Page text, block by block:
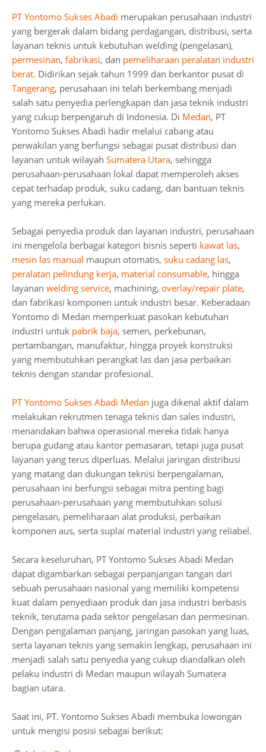
PT Yontomo Sukses Abadi merupakan perusahaan industri
yang bergerak dalam bidang perdagangan, distribusi, serta
layanan teknis untuk kebutuhan welding (pengelasan),
permesinan, fabrikasi, dan pemeliharaan peralatan industri
berat. Didirikan sejak tahun 1999 dan berkantor pusat di
Tangerang, perusahaan ini telah berkembang menjadi
salah satu penyedia perlengkapan dan jasa teknik industri
yang cukup berpengaruh di Indonesia. Di Medan, PT
Yontomo Sukses Abadi hadir melalui cabang atau
perwakilan yang berfungsi sebagai pusat distribusi dan
layanan untuk wilayah Sumatera Utara, sehingga
perusahaan-perusahaan lokal dapat memperoleh akses
cepat terhadap produk, suku cadang, dan bantuan teknis
yang mereka perlukan.
Sebagai penyedia produk dan layanan industri, perusahaan
ini mengelola berbagai kategori bisnis seperti kawat las,
mesin las manual maupun otomatis, suku cadang las,
peralatan pelindung kerja, material consumable, hingga
layanan welding service, machining, overlay/repair plate,
dan fabrikasi komponen untuk industri besar. Keberadaan
Yontomo di Medan memperkuat pasokan kebutuhan
industri untuk pabrik baja, semen, perkebunan,
pertambangan, manufaktur, hingga proyek konstruksi
yang membutuhkan perangkat las dan jasa perbaikan
teknis dengan standar profesional.
PT Yontomo Sukses Abadi Medan juga dikenal aktif dalam
melakukan rekrutmen tenaga teknis dan sales industri,
menandakan bahwa operasional mereka tidak hanya
berupa gudang atau kantor pemasaran, tetapi juga pusat
layanan yang terus diperluas. Melalui jaringan distribusi
yang matang dan dukungan teknisi berpengalaman,
perusahaan ini berfungsi sebagai mitra penting bagi
perusahaan-perusahaan yang membutuhkan solusi
pengelasan, pemeliharaan alat produksi, perbaikan
komponen aus, serta suplai material industri yang reliabel.
Secara keseluruhan, PT Yontomo Sukses Abadi Medan
dapat digambarkan sebagai perpanjangan tangan dari
sebuah perusahaan nasional yang memiliki kompetensi
kuat dalam penyediaan produk dan jasa industri berbasis
teknik, terutama pada sektor pengelasan dan permesinan.
Dengan pengalaman panjang, jaringan pasokan yang luas,
serta layanan teknis yang semakin lengkap, perusahaan ini
menjadi salah satu penyedia yang cukup diandalkan oleh
pelaku industri di Medan maupun wilayah Sumatera
bagian utara.
Saat ini, PT. Yontomo Sukses Abadi membuka lowongan
untuk mengisi posisi sebagai berikut: